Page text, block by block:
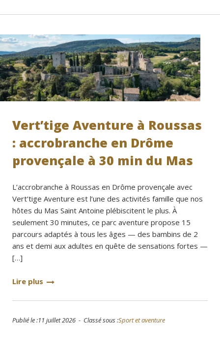
Vert’tige Aventure à Roussas
: accrobranche en Drôme
provençale à 30 min du Mas
L’accrobranche à Roussas en Drôme provençale avec
Vert’tige Aventure est l’une des activités famille que nos
hôtes du Mas Saint Antoine plébiscitent le plus. À
seulement 30 minutes, ce parc aventure propose 15
parcours adaptés à tous les âges — des bambins de 2
ans et demi aux adultes en quête de sensations fortes —
[…]
Lire plus
Publié le :11 juillet 2026 - Classé sous :Sport et aventure